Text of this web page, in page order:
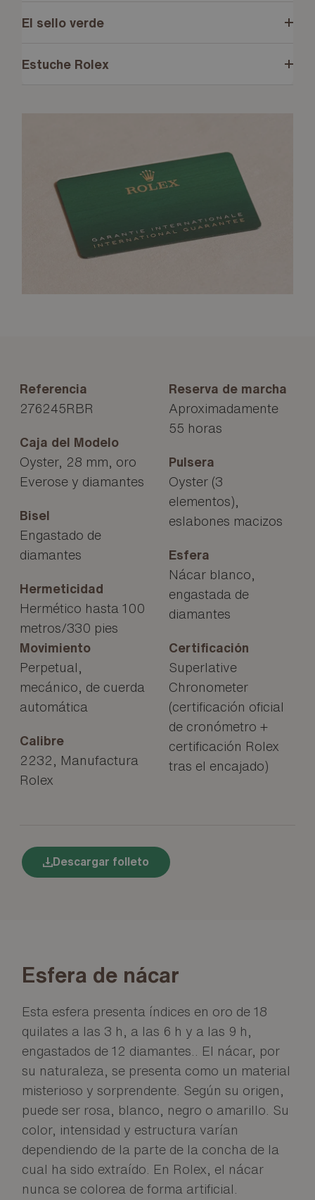
El sello verde
Estuche Rolex
Referencia
276245RBR
Caja del Modelo
Oyster, 28 mm, oro
Everose y diamantes
Bisel
Engastado de
diamantes
Hermeticidad
Hermético hasta 100
metros/330 pies
Movimiento
Perpetual,
mecánico, de cuerda
automática
Calibre
2232, Manufactura
Rolex
Reserva de marcha
Aproximadamente
55 horas
Pulsera
Oyster (3
elementos),
eslabones macizos
Esfera
Nácar blanco,
engastada de
diamantes
Certificación
Superlative
Chronometer
(certificación oficial
de cronómetro +
certificación Rolex
tras el encajado)
Descargar folleto
Esfera de nácar
Esta esfera presenta índices en oro de 18
quilates a las 3 h, a las 6 h y a las 9 h,
engastados de 12 diamantes.. El nácar, por
su naturaleza, se presenta como un material
misterioso y sorprendente. Según su origen,
puede ser rosa, blanco, negro o amarillo. Su
color, intensidad y estructura varían
dependiendo de la parte de la concha de la
cual ha sido extraído. En Rolex, el nácar
nunca se colorea de forma artificial.